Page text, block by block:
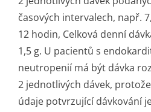
časových intervalech, např.
12 hodin, Celková denní
1,5 g. U pacientů s
neutropenií má být dávka
2 jednotlivých dávek,
údaje potvrzující dávkování